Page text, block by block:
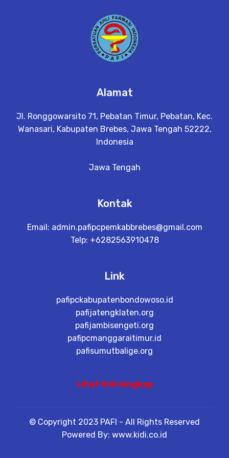
Alamat
Jl. Ronggowarsito 71, Pebatan Timur, Pebatan, Kec.
Wanasari, Kabupaten Brebes, Jawa Tengah 52222,
Indonesia
Jawa Tengah
Kontak
Email: admin.pafipcpemkabbrebes@gmail.com
Telp: +6282563910478
Link
pafipckabupatenbondowoso.id
pafijatengklaten.org
pafijambisengeti.org
pafipcmanggaraitimur.id
pafisumutbalige.org
Lihat link lengkap
© Copyright 2023 PAFI - All Rights Reserved
Powered By: www.kidi.co.id